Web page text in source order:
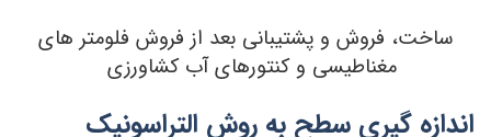
ساخت، فروش و پشتیبانی بعد از فروش فلومتر های
مغناطیسی و کنتورهای آب کشاورزی
اندازه گیری سطح به روش التراسونیک